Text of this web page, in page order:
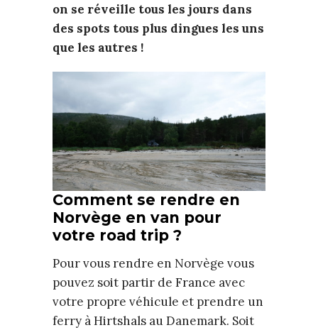
on se réveille tous les jours dans
des spots tous plus dingues les uns
que les autres !
Comment se rendre en
Norvège en van pour
votre road trip ?
Pour vous rendre en Norvège vous
pouvez soit partir de France avec
votre propre véhicule et prendre un
ferry à Hirtshals au Danemark. Soit